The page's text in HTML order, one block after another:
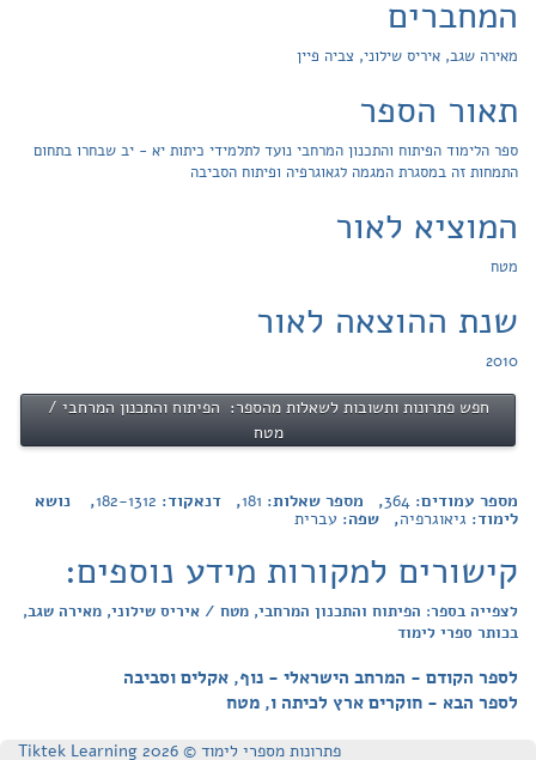
המחברים
מאירה שגב, איריס שילוני, צביה פיין
תאור הספר
ספר הלימוד הפיתוח והתכנון המרחבי נועד לתלמידי כיתות יא - יב שבחרו בתחום
התמחות זה במסגרת המגמה לגאוגרפיה ופיתוח הסביבה
המוציא לאור
מטח
שנת ההוצאה לאור
2010
חפש פתרונות ותשובות לשאלות מהספר: הפיתוח והתכנון המרחבי /
מטח
מספר עמודים: 364, מספר שאלות: 181, דנאקוד: 182-1312, נושא
לימוד: גיאוגרפיה, שפה: עברית
קישורים למקורות מידע נוספים:
לצפייה בספר: הפיתוח והתכנון המרחבי, מטח / איריס שילוני, מאירה שגב,
בכותר ספרי לימוד
לספר הקודם - המרחב הישראלי - נוף, אקלים וסביבה
לספר הבא - חוקרים ארץ לכיתה ו, מטח
פתרונות מספרי לימוד © Tiktek Learning 2026